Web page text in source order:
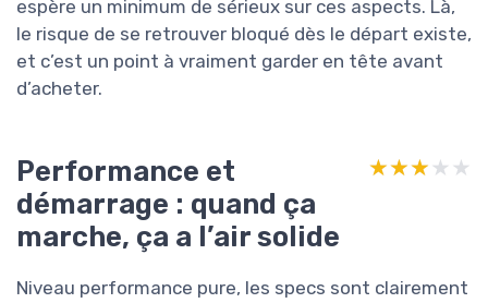
espère un minimum de sérieux sur ces aspects. Là,
le risque de se retrouver bloqué dès le départ existe,
et c’est un point à vraiment garder en tête avant
d’acheter.
Performance et
démarrage : quand ça
marche, ça a l’air solide
★★★★★
★★★★★
Niveau performance pure, les specs sont clairement